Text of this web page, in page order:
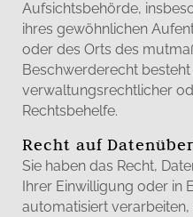
Aufsichtsbehörde,
ihres gewöhnlichen
oder des Orts des
Beschwerderecht
verwaltungsrechtlicher
Rechtsbehelfe.
Recht auf
Sie haben das Recht,
Ihrer Einwilligung oder in
automatisiert verarbeiten,